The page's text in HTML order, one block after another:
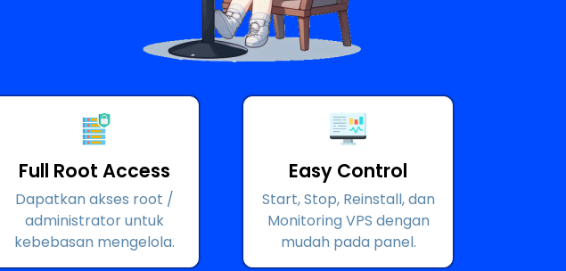
Full Root Access
Dapatkan akses root /
administrator untuk
kebebasan mengelola.
Easy Control
Start, Stop, Reinstall, dan
Monitoring VPS dengan
mudah pada panel.